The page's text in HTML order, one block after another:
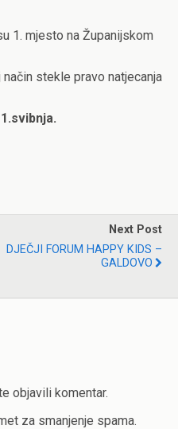
1. mjesto na Županijskom
stekle pravo natjecanja
Next Post
DJEČJI FORUM HAPPY KIDS –
GALDOVO
objavili komentar.
za smanjenje spama.